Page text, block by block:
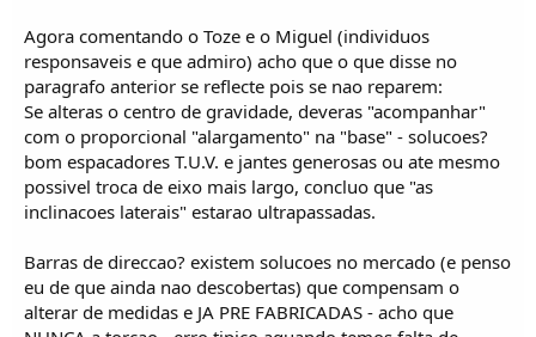
Agora comentando o Toze e o Miguel (individuos
responsaveis e que admiro) acho que o que disse no
paragrafo anterior se reflecte pois se nao reparem:
Se alteras o centro de gravidade, deveras "acompanhar"
com o proporcional "alargamento" na "base" - solucoes?
bom espacadores T.U.V. e jantes generosas ou ate mesmo
possivel troca de eixo mais largo, concluo que "as
inclinacoes laterais" estarao ultrapassadas.
Barras de direccao? existem solucoes no mercado (e penso
eu de que ainda nao descobertas) que compensam o
alterar de medidas e JA PRE FABRICADAS - acho que